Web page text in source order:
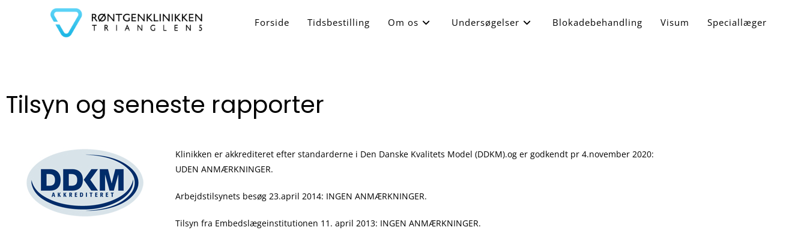
Forside Tidsbestilling Om os Undersøgelser Blokadebehandling Visum Speciallæger
Tilsyn og seneste rapporter
Klinikken er akkrediteret efter standarderne i Den Danske Kvalitets Model (DDKM).og er godkendt pr 4.november 2020:
UDEN ANMÆRKNINGER.
Arbejdstilsynets besøg 23.april 2014: INGEN ANMÆRKNINGER.
Tilsyn fra Embedslægeinstitutionen 11. april 2013: INGEN ANMÆRKNINGER.